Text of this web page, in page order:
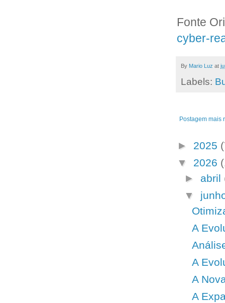
Fonte
cyber-
By Mario Luz at
Labels:
Postagem mais
► 2025
▼ 2026
► abril
▼
A
A
A
A